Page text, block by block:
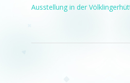
Ausstellung in der